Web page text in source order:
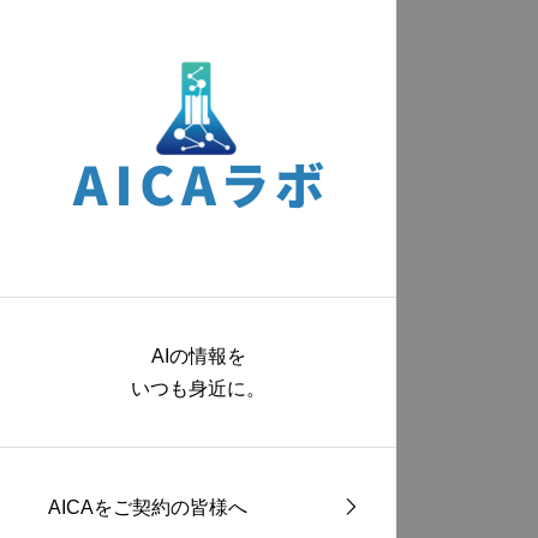
AIの情報を
いつも身近に。
AICAをご契約の皆様へ